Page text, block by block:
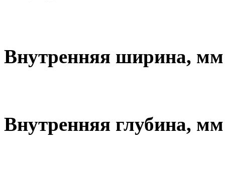
Внутренняя ширина, мм
Внутренняя глубина, мм